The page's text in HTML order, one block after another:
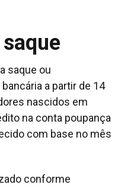
saque ou
a partir de 14
nascidos em
na conta poupança
com base no mês
conforme